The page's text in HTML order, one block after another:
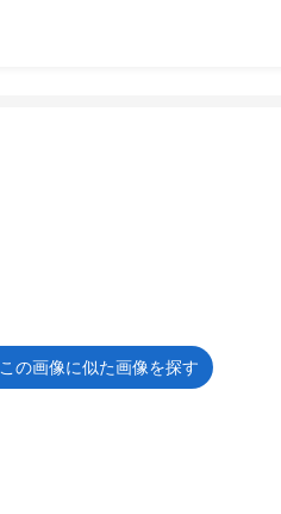
この画像に似た画像を探す